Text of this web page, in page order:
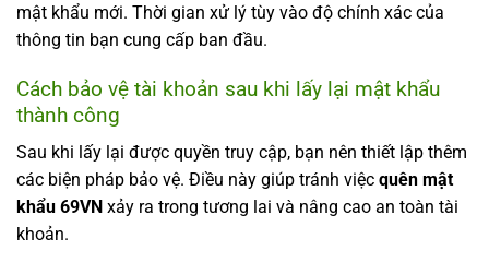
mật khẩu mới. Thời gian xử lý tùy vào độ chính xác của
thông tin bạn cung cấp ban đầu.
Cách bảo vệ tài khoản sau khi lấy lại mật khẩu
thành công
Sau khi lấy lại được quyền truy cập, bạn nên thiết lập thêm
các biện pháp bảo vệ. Điều này giúp tránh việc quên mật
khẩu 69VN xảy ra trong tương lai và nâng cao an toàn tài
khoản.